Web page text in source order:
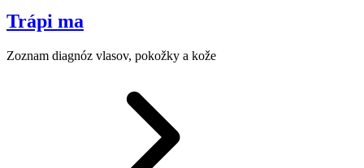
Trápi ma
Zoznam diagnóz vlasov, pokožky a kože